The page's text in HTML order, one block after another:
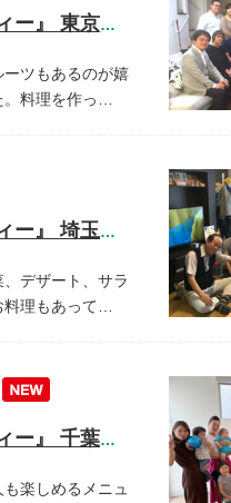
開催しました! 『新築お披露目パーティー』 東京都練馬区 Y様宅
ツもあるのが嬉
料理を作っ…
開催しました! 『新築お披露目パーティー』 埼玉県志木市 M様宅
デザート、サラ
理もあって…
開催しました! 『新築お披露目パーティー』 千葉県船橋市 U様宅
楽しめるメニュ